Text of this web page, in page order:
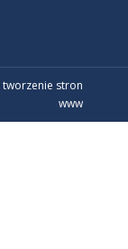
tworzenie stron
www